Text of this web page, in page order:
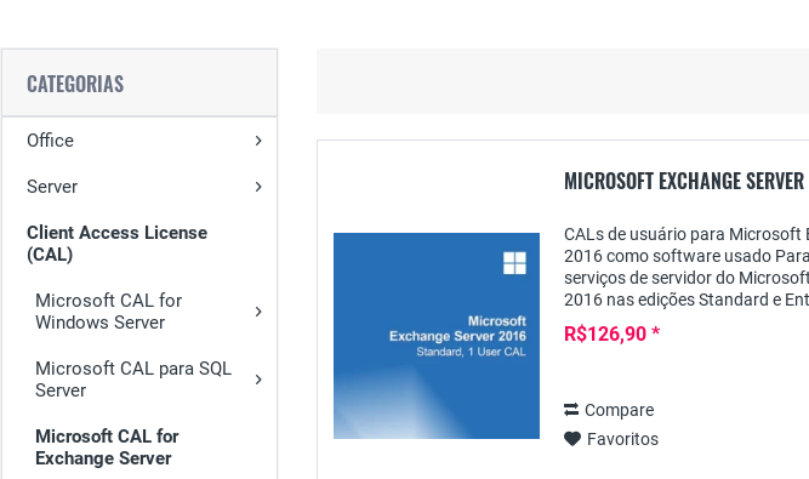
CATEGORIAS
Office
Server
Client Access License
(CAL)
Microsoft CAL for
Windows Server
Microsoft CAL para SQL
Server
Microsoft CAL for
Exchange Server
MICROSOFT EXCHANGE
CALs de usuário para Microsoft
2016 como software usado
serviços de servidor do
2016 nas edições Standard e
usuário requer uma licença de
do...
R$126,90 *
Compare
Favoritos